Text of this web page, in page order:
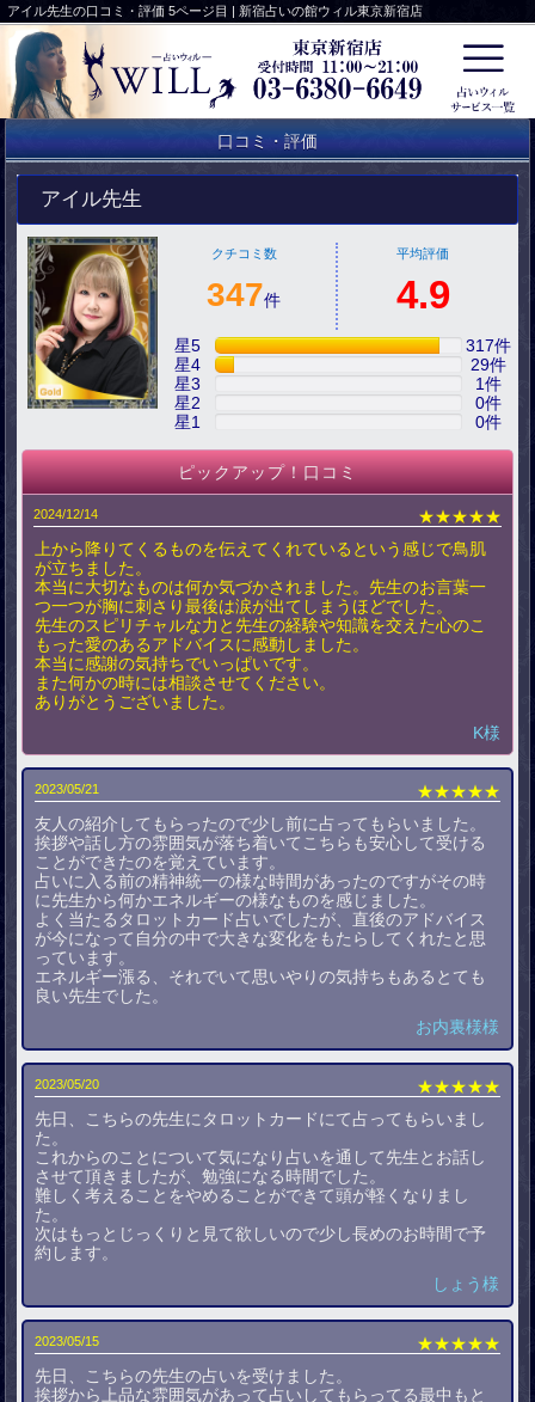
アイル先生の口コミ・評価 5ページ目 | 新宿占いの館ウィル東京新宿店
口コミ・評価
アイル先生
クチコミ数
347件
平均評価
4.9
星5 317件
星4
29件
星3
1件
星2
0件
星1
0件
ピックアップ！口コミ
2024/12/14
★★★★★
上から降りてくるものを伝えてくれているという感じで鳥肌
が立ちました。
本当に大切なものは何か気づかされました。先生のお言葉一
つ一つが胸に刺さり最後は涙が出てしまうほどでした。
先生のスピリチャルな力と先生の経験や知識を交えた心のこ
もった愛のあるアドバイスに感動しました。
本当に感謝の気持ちでいっぱいです。
また何かの時には相談させてください。
ありがとうございました。
K様
2023/05/21
★★★★★
友人の紹介してもらったので少し前に占ってもらいました。
挨拶や話し方の雰囲気が落ち着いてこちらも安心して受ける
ことができたのを覚えています。
占いに入る前の精神統一の様な時間があったのですがその時
に先生から何かエネルギーの様なものを感じました。
よく当たるタロットカード占いでしたが、直後のアドバイス
が今になって自分の中で大きな変化をもたらしてくれたと思
っています。
エネルギー漲る、それでいて思いやりの気持ちもあるとても
良い先生でした。
お内裏様様
2023/05/20
★★★★★
先日、こちらの先生にタロットカードにて占ってもらいまし
た。
これからのことについて気になり占いを通して先生とお話し
させて頂きましたが、勉強になる時間でした。
難しく考えることをやめることができて頭が軽くなりまし
た。
次はもっとじっくりと見て欲しいので少し長めのお時間で予
約します。
しょう様
2023/05/15
★★★★★
先日、こちらの先生の占いを受けました。
挨拶から上品な雰囲気があって占いしてもらってる最中もと